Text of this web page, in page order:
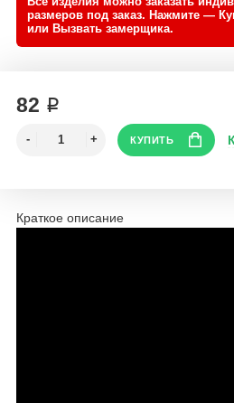
82 ₽
Краткое описание